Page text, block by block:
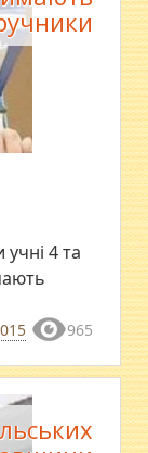
4 та
965